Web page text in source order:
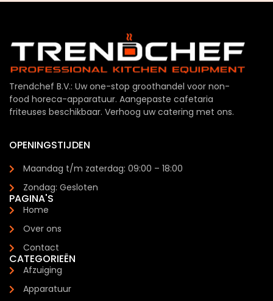
Trendchef B.V.: Uw one-stop groothandel voor non-
food horeca-apparatuur. Aangepaste cafetaria
friteuses beschikbaar. Verhoog uw catering met ons.
OPENINGSTIJDEN
Maandag t/m zaterdag: 09:00 – 18:00
Zondag: Gesloten
PAGINA'S
Home
Over ons
Contact
CATEGORIEËN
Afzuiging
Apparatuur